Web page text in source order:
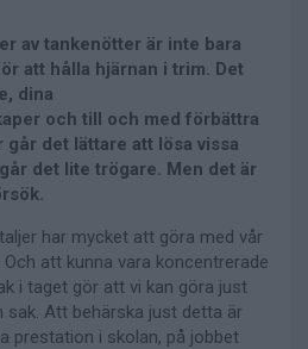
av tankenötter är inte bara
att hålla hjärnan i trim. Det
dina
och till och med förbättra
går det lättare att lösa vissa
det lite trögare. Men det är
har mycket att göra med vår
att kunna vara koncentrerade
i taget gör att vi kan göra just
sak. Att behärska just detta är
prestation i skolan, på jobbet